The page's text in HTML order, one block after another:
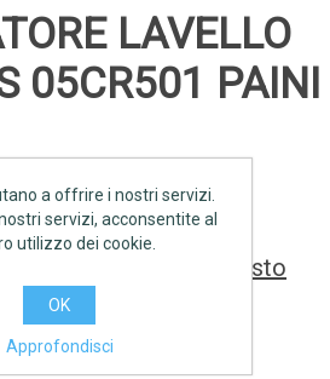
LAVELLO
05CR501 PAINI
recensione per questo
prodotto
PAINI
a offrire i nostri servizi.
servizi, acconsentite al
utilizzo dei cookie.
OK
Approfondisci